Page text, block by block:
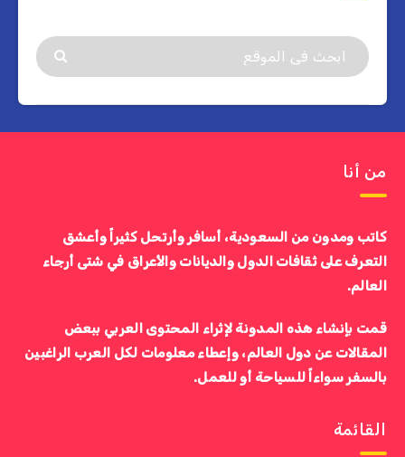
من أنا
كاتب ومدون من السعودية، أسافر وأرتحل كثيراً وأعشق
التعرف على ثقافات الدول والديانات والأعراق في شتى أرجاء
العالم.
قمت بإنشاء هذه المدونة لإثراء المحتوى العربي ببعض
المقالات عن دول العالم، وإعطاء معلومات لكل العرب الراغبين
بالسفر سواءاً للسياحة أو للعمل.
القائمة